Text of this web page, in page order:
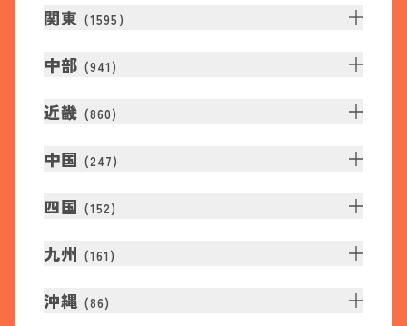
関東 (1595 )
中部 (941 )
近畿 (860)
中国 (247)
四国 (152)
九州 (161 )
沖縄 (86)